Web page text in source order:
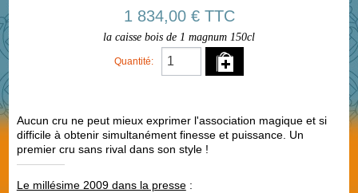
1 834,00 € TTC
la caisse bois de 1 magnum 150cl
Quantité:
Aucun cru ne peut mieux exprimer l'association magique et si
difficile à obtenir simultanément finesse et puissance. Un
premier cru sans rival dans son style !
Le millésime 2009 dans la presse: